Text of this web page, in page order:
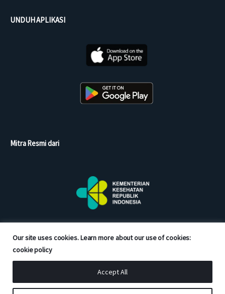
Our site uses cookies. Learn more about our use of cookies:
cookie policy
Accept All
UNDUH APLIKASI
Mitra Resmi dari
Copyright © 2026 Good Doctor. All rights reserved.